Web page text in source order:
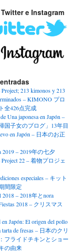
e Instagram
213 kimonos y 213
– KIMONO プロ
全426点完成
Una japonesa en Japón –
国子女のブログ」13年目
en Japón – 日本のお正
2019 – 2019年の七夕
22 – 着物プロジェ
especiales – キット
間限定
2018 – 2018年とnora
2018 – クリスマス
en Japón: El origen del pollo
de fresas – 日本のクリ
フライドチキンとショー
の由来